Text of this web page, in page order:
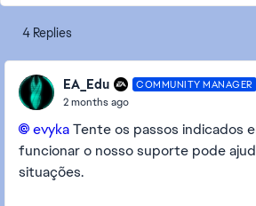
4 Replies
EA_Edu COMMUNITY MANAGER
2 months ago
evyka​Tente os passos indicados
funcionar o nosso suporte pode
situações.